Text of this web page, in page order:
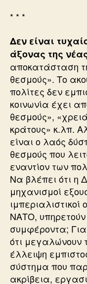
* * *
Δεν είναι
άξονας της
αποκατάσταση
θεσμούς». Το
πολίτες δεν
κοινωνία έχει
θεσμούς»,
κράτους» κ.λπ.
είναι ο λαός
θεσμούς που
εναντίον των
Να βλέπει ότι η
μηχανισμοί
ΝΑΤΟ,
συμφέροντα;
ότι
έλλειψη
σύστημα που
ακρίβεια,